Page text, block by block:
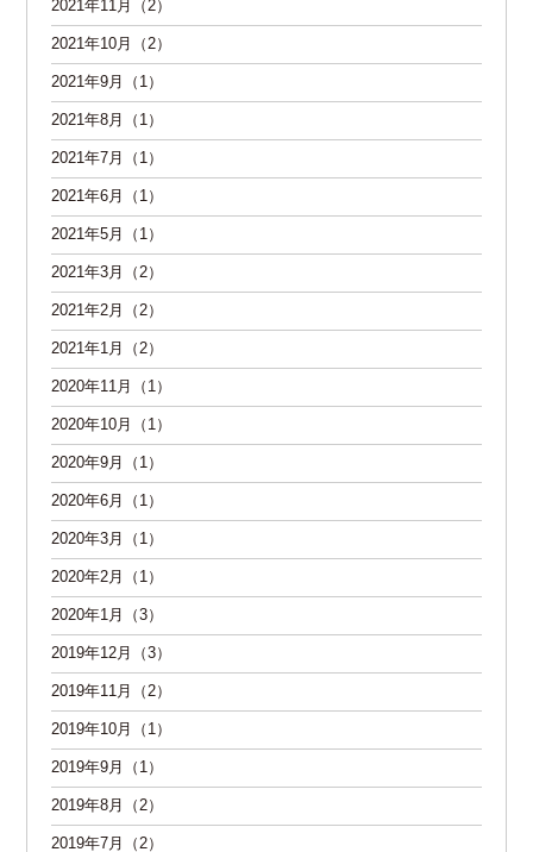
2021年11月（2）
2021年10月（2）
2021年9月（1）
2021年8月（1）
2021年7月（1）
2021年6月（1）
2021年5月（1）
2021年3月（2）
2021年2月（2）
2021年1月（2）
2020年11月（1）
2020年10月（1）
2020年9月（1）
2020年6月（1）
2020年3月（1）
2020年2月（1）
2020年1月（3）
2019年12月（3）
2019年11月（2）
2019年10月（1）
2019年9月（1）
2019年8月（2）
2019年7月（2）